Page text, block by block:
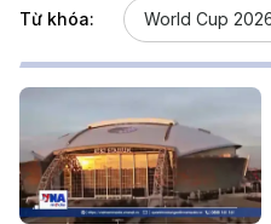
Từ khóa: World Cup